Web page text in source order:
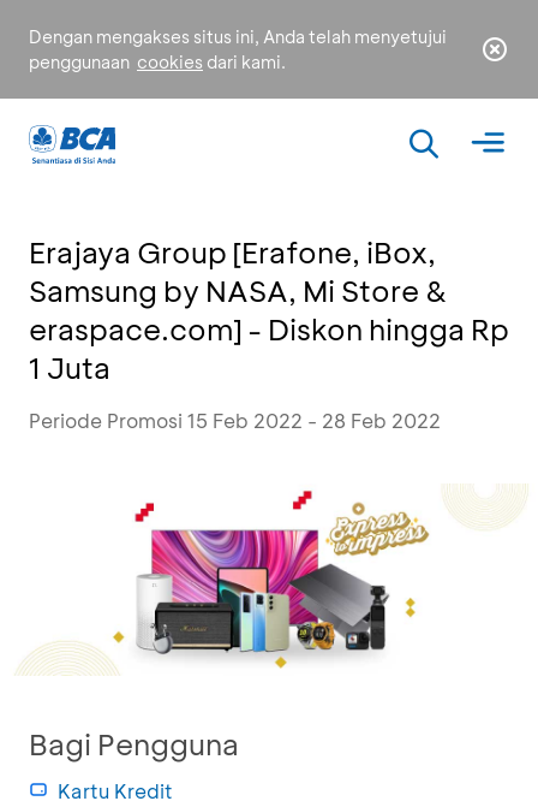
Dengan mengakses situs ini, Anda telah menyetujui
penggunaan cookies dari kami.
Erajaya Group [Erafone, iBox,
Samsung by NASA, Mi Store &
eraspace.com] - Diskon hingga Rp
1 Juta
Periode Promosi 15 Feb 2022 - 28 Feb 2022
Bagi Pengguna
Kartu Kredit